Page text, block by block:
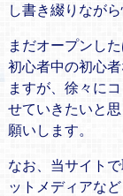
し書き綴りなが
まだオープンし
初心者中の初心
ますが、徐々に
せていきたいと
願いします。
なお、当サイト
ットメディアな